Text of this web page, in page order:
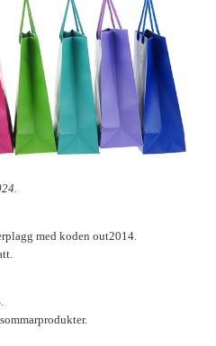
med koden out2014.